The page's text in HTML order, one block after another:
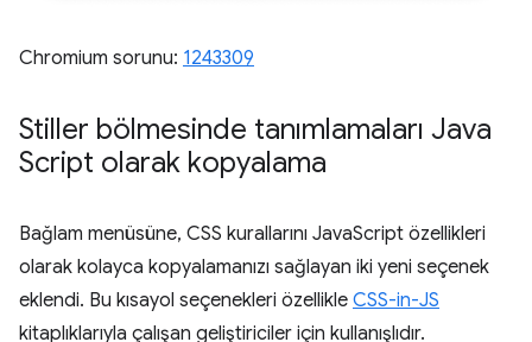
Chromium sorunu: 1243309
Stiller bölmesinde tanımlamaları Java
Script olarak kopyalama
Bağlam menüsüne, CSS kurallarını JavaScript özellikleri
olarak kolayca kopyalamanızı sağlayan iki yeni seçenek
eklendi. Bu kısayol seçenekleri özellikle CSS-in-JS
kitaplıklarıyla çalışan geliştiriciler için kullanışlıdır.